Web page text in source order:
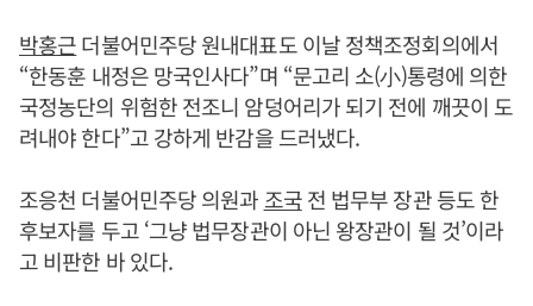
박홍근더불어민주당 원내대표도 이날 정책조정회의에서
“한동훈 내정은 망국인사다”며 “문고리 소(小)통령에 의한
국정농단의 위험한 전조니 암덩어리가 되기 전에 깨끗이 도
려내야 한다”고 강하게 반감을 드러냈다.
조응천 더불어민주당 의원과 조국전 법무부 장관 등도 한
후보자를 두고 ‘그냥 법무장관이 아닌 왕장관이 될 것’이라
고 비판한 바 있다.